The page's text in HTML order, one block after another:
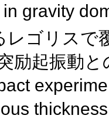
gravity
レゴリスで
励起振動